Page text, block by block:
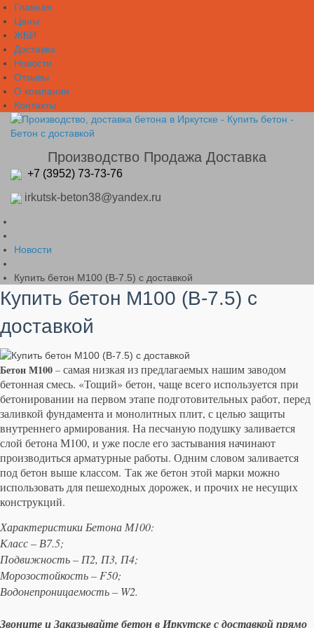
Главная
Цены
ЖБИ
Доставка
Новости
Отзывы
О компании
Контакты
Производство Продажа Доставка
+7 (3952) 73-73-76
irkutsk-beton38@yandex.ru
Новости
Купить бетон М100 (В-7.5) с доставкой
Купить бетон М100 (В-7.5) с
доставкой
Бетон М100 – самая низкая из предлагаемых нашим заводом
бетонная смесь. «Тощий» бетон, чаще всего используется при
бетонировании на первом этапе подготовительных работ, перед
заливкой фундамента и монолитных плит, с целью защиты
внутреннего армирования. На песчаную подушку заливается
слой бетона М100, и уже после его застывания начинают
производиться арматурные работы. Одним словом заливается
под бетон выше классом. Так же бетон этой марки можно
использовать для пешеходных дорожек, и прочих не несущих
конструкций.
Характеристики Бетона М100:
Класс – В7.5;
Подвижность – П2, П3, П4;
Морозостойкость – F50;
Водонепроницаемость – W2.
Звоните и Заказывайте бетон в Иркутске с доставкой прямо